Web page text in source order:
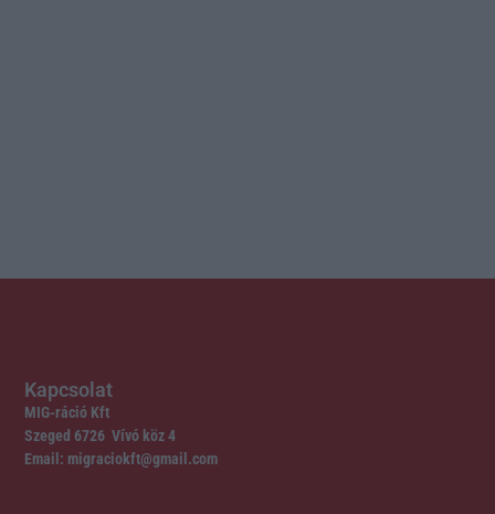
Kapcsolat
MIG-ráció Kft
Szeged 6726 Vívó köz 4
Email: migraciokft@gmail.com